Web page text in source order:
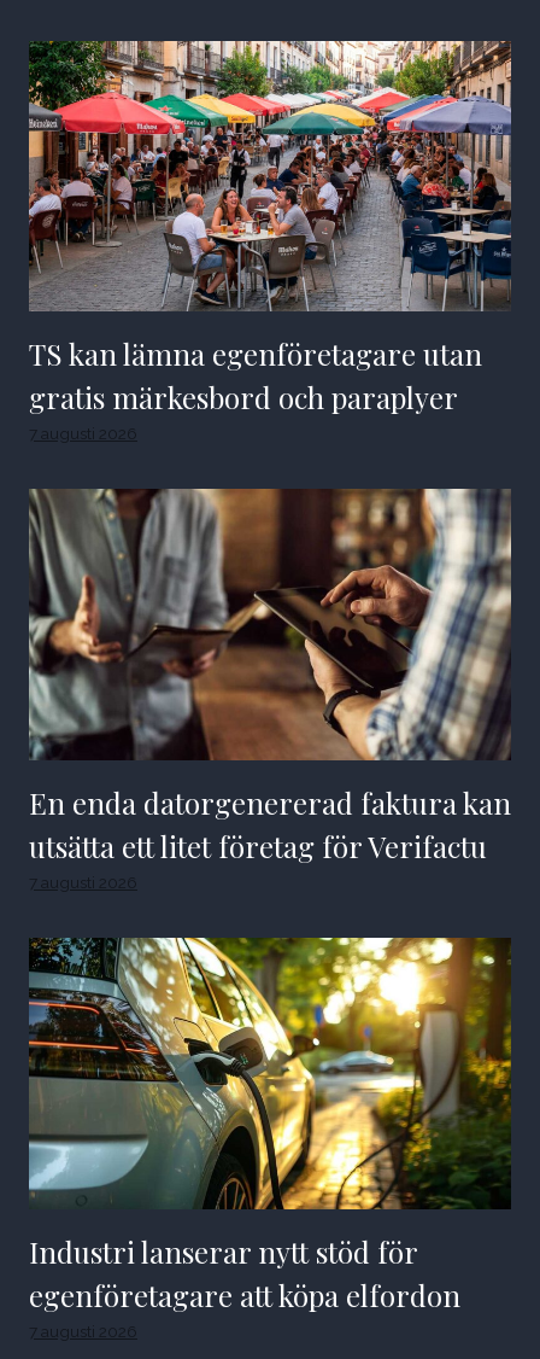
TS kan lämna egenföretagare utan
gratis märkesbord och paraplyer
7 augusti 2026
En enda datorgenererad faktura kan
utsätta ett litet företag för Verifactu
7 augusti 2026
Industri lanserar nytt stöd för
egenföretagare att köpa elfordon
7 augusti 2026